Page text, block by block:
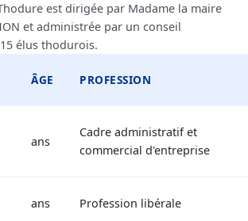
est dirigée par Madame la maire
et administrée par un conseil
élus thodurois.
ÂGE PROFESSION
ans
Cadre administratif et
commercial d'entreprise
ans Profession libérale